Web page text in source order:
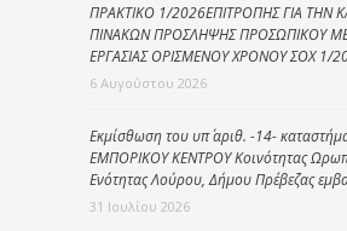
ΠΡΑΚΤΙΚΟ 1/2026ΕΠΙΤΡΟΠΗΣ ΓΙΑ ΤΗΝ
ΠΙΝΑΚΩΝ ΠΡΟΣΛΗΨΗΣ ΠΡΟΣΩΠΙΚΟΥ
ΕΡΓΑΣΙΑΣ ΟΡΙΣΜΕΝΟΥ ΧΡΟΝΟΥ ΣΟΧ 1/
6 Αυγούστου 2026
Εκμίσθωση του υπ΄ αριθ. -14-
ΕΜΠΟΡΙΚΟΥ ΚΕΝΤΡΟΥ Κοινότητας
Ενότητας Λούρου, Δήμου Πρέβεζας
31 Ιουλίου 2026